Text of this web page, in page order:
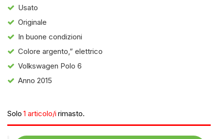
Usato
Originale
In buone condizioni
Colore argento,” elettrico
Volkswagen Polo 6
Anno 2015
Solo 1 articolo/i rimasto.